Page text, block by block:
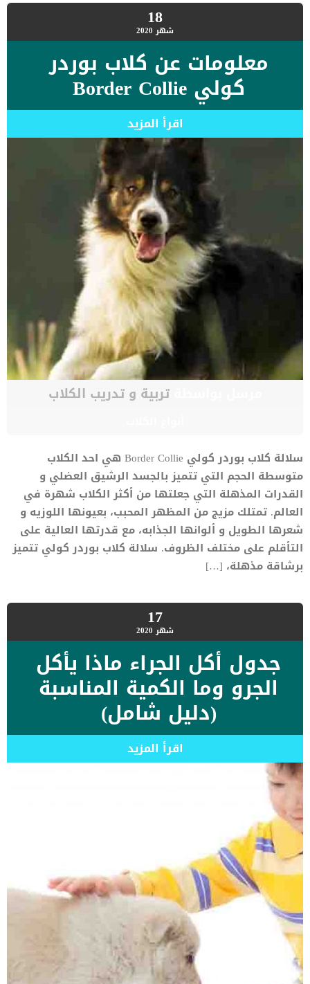
18شهر 2020
معلومات عن كلاب بوردر
كولي Border Collie
اقرأ المزيد
مرسل بواسطةتربية و تدريب الكلاب
سلالة كلاب بوردر كولي Border Collie هي احد الكلاب
متوسطة الحجم التي تتميز بالجسد الرشيق العضلي و
القدرات المذهلة التي جعلتها من أكثر الكلاب شهرة في
العالم. تمتلك مزيج من المظهر المحبب، بعيونها اللوزيه و
شعرها الطويل و ألوانها الجذابه، مع قدرتها العالية على
التأقلم على مختلف الظروف. سلالة كلاب بوردر كولي تتميز
برشاقة مذهلة، […]
17شهر 2020
جدول أكل الجراء ماذا يأكل
الجرو وما الكمية المناسبة
(دليل شامل)
اقرأ المزيد